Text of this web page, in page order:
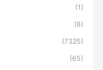
(1)
(8)
(7325)
(65)